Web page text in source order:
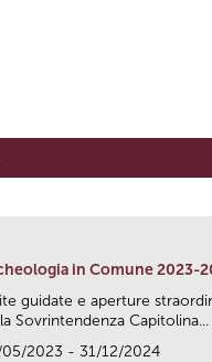
in Comune 2023-
guidate e aperture
Sovrintendenza Capitolina...
2023 - 31/12/2024